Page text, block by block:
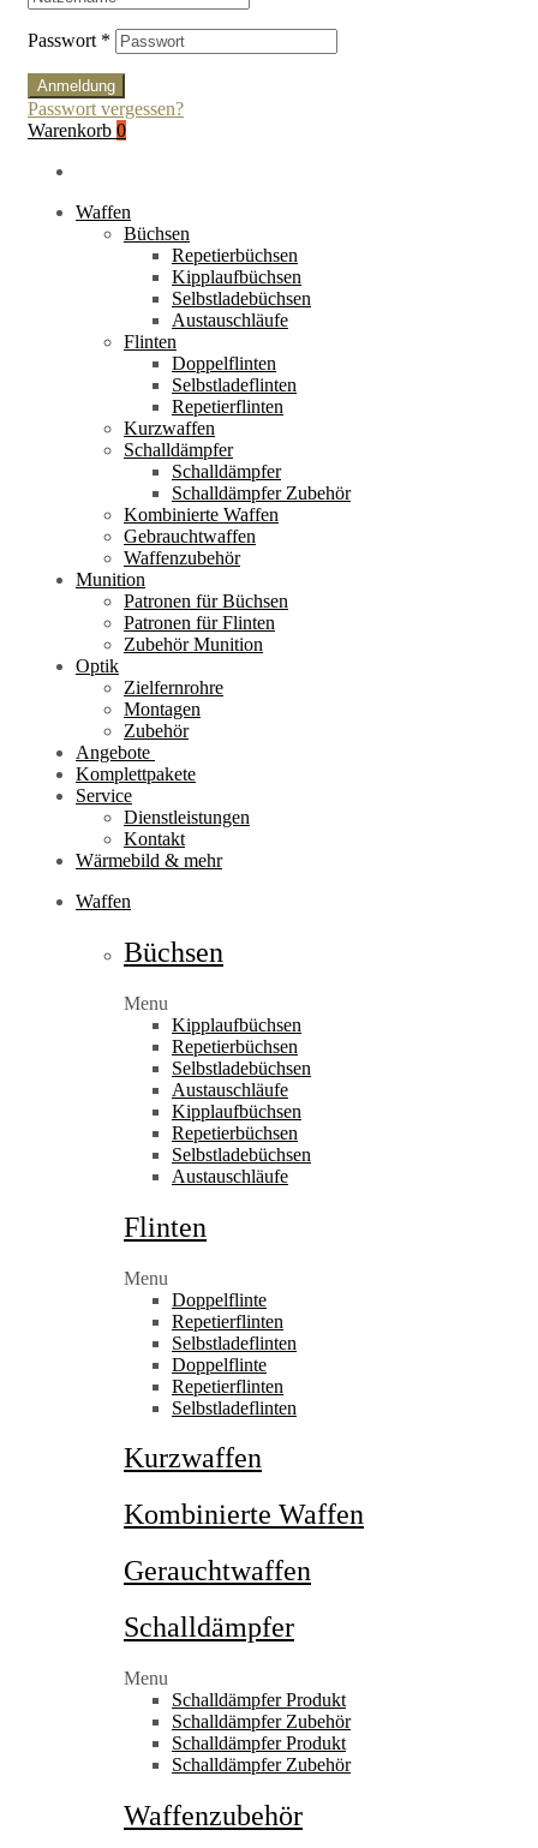
Passwort *
Anmeldung
Passwort vergessen?
Warenkorb 0
Waffen
Büchsen
Repetierbüchsen
Kipplaufbüchsen
Selbstladebüchsen
Austauschläufe
Flinten
Doppelflinten
Selbstladeflinten
Repetierflinten
Kurzwaffen
Schalldämpfer
Schalldämpfer
Schalldämpfer Zubehör
Kombinierte Waffen
Gebrauchtwaffen
Waffenzubehör
Munition
Patronen für Büchsen
Patronen für Flinten
Zubehör Munition
Optik
Zielfernrohre
Montagen
Zubehör
Angebote
Komplettpakete
Service
Dienstleistungen
Kontakt
Wärmebild & mehr
Waffen
Büchsen
Menu
Kipplaufbüchsen
Repetierbüchsen
Selbstladebüchsen
Austauschläufe
Kipplaufbüchsen
Repetierbüchsen
Selbstladebüchsen
Austauschläufe
Flinten
Menu
Doppelflinte
Repetierflinten
Selbstladeflinten
Doppelflinte
Repetierflinten
Selbstladeflinten
Kurzwaffen
Kombinierte Waffen
Gerauchtwaffen
Schalldämpfer
Menu
Schalldämpfer Produkt
Schalldämpfer Zubehör
Schalldämpfer Produkt
Schalldämpfer Zubehör
Waffenzubehör